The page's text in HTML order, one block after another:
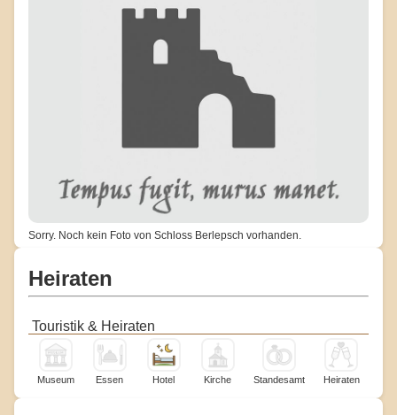
Sorry. Noch kein Foto von Schloss Berlepsch vorhanden.
Heiraten
Touristik & Heiraten
Museum Essen Hotel Kirche Standesamt Heiraten